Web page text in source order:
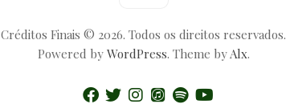
Créditos Finais © 2026. Todos os direitos reservados.
Powered by WordPress. Theme byAlx.